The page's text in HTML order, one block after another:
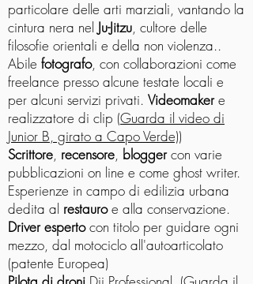
particolare delle arti marziali, vantando la
cintura nera nel Ju-Jitzu, cultore delle
filosofie orientali e della non violenza..
Abile fotografo, con collaborazioni come
freelance presso alcune testate locali e
per alcuni servizi privati. Videomakere
realizzatore di clip (Guarda il video di
Junior B, girato a Capo Verde))
Scrittore, recensore, bloggercon varie
pubblicazioni on line e come ghost writer.
Esperienze in campo di edilizia urbana
dedita al restauroe alla conservazione.
Driver espertocon titolo per guidare ogni
mezzo, dal motociclo all'autoarticolato
(patente Europea)